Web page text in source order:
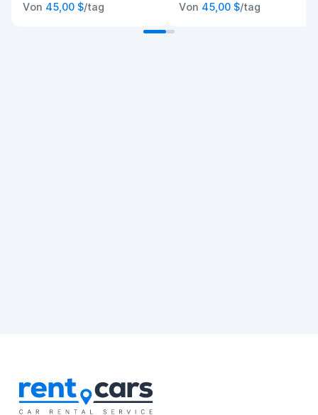
Von 45,00 $/tag
Von 45,00 $/tag